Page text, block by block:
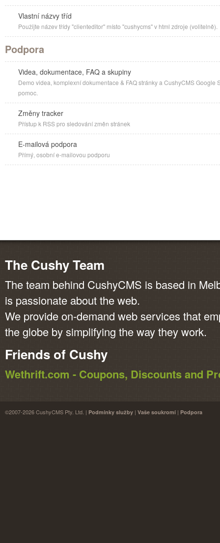
Vlastní názvy tříd
Použijte název třídy "clienteditor" místo "cushycms" v html zdroje (volitelně).
Podpora
Videa, dokumentace, FAQ a skupiny
Demo videa, komplexní dokumentace & FAQ stránky a CushyCMS
pomoc.
Změny tracker
Přístup k RSS pro sledování změn stránek
E-mailová podpora
Přímý, osobní e-mailovou podporu
The Cushy Team
The team behind CushyCMS is based in
is passionate about the web.
We provide on-demand web services that
the globe by simplifying the way they work.
Friends of Cushy
Wethrift.com - Coupons, Discounts and
©2007-2026 CushyCMS Pty. Ltd. | Podmínky služby | Vaše soukromí | Podpora